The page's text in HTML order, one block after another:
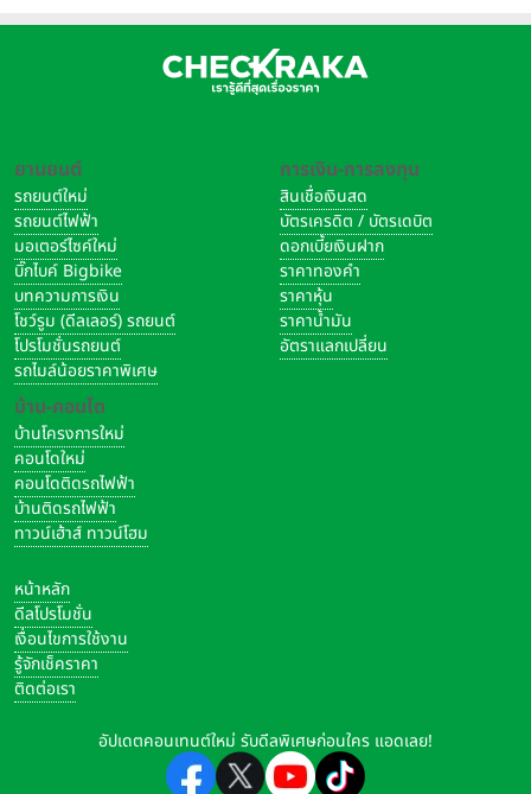
ยานยนต์
รถยนต์ใหม่
รถยนต์ไฟฟ้า
มอเตอร์ไซค์ใหม่
บิ๊กไบค์ Bigbike
บทความการเงิน
โชว์รูม (ดีลเลอร์) รถยนต์
โปรโมชั่นรถยนต์
รถไมล์น้อยราคาพิเศษ
บ้าน-คอนโด
บ้านโครงการใหม่
คอนโดใหม่
คอนโดติดรถไฟฟ้า
บ้านติดรถไฟฟ้า
ทาวน์เฮ้าส์ ทาวน์โฮม
การเงิน-การลงทุน
สินเชื่อเงินสด
บัตรเครดิต / บัตรเดบิต
ดอกเบี้ยเงินฝาก
ราคาทองคำ
ราคาหุ้น
ราคาน้ำมัน
อัตราแลกเปลี่ยน
หน้าหลัก
ดีลโปรโมชั่น
เงื่อนไขการใช้งาน
รู้จักเช็คราคา
ติดต่อเรา
อัปเดตคอนเทนต์ใหม่ รับดีลพิเศษก่อนใคร แอดเลย!